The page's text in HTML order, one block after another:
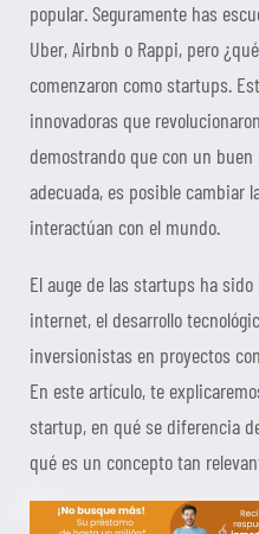
popular. Seguramente has
Uber, Airbnb o Rappi, pero
comenzaron como startups.
innovadoras que
demostrando que con un
adecuada, es posible cambiar
interactúan con el mundo.
El auge de las startups ha
internet, el desarrollo
inversionistas en proyectos
En este artículo, te
startup, en qué se diferencia
qué es un concepto tan